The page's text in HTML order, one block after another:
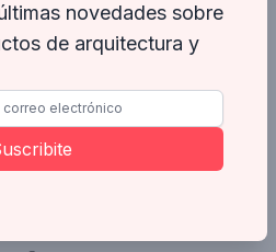
novedades sobre
de arquitectura y